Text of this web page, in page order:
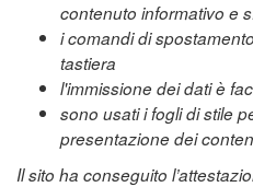
contenuto informativo e
i comandi di
tastiera
l'immissione dei dati è
sono usati i fogli di stile
presentazione dei
Il sito ha conseguito